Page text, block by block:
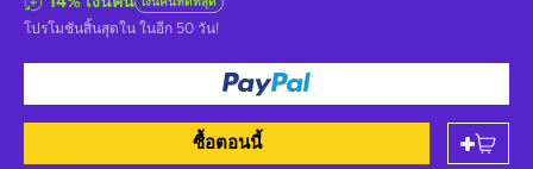
เงินคืนที่ดีที่สุด
โปรโมชันสิ้นสุดใน ในอีก 50 วัน!
ซื้อตอนนี้